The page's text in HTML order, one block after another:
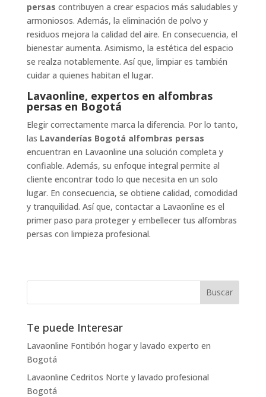
persas contribuyen a crear espacios más saludables y
armoniosos. Además, la eliminación de polvo y
residuos mejora la calidad del aire. En consecuencia, el
bienestar aumenta. Asimismo, la estética del espacio
se realza notablemente. Así que, limpiar es también
cuidar a quienes habitan el lugar.
Lavaonline, expertos en alfombras
persas en Bogotá
Elegir correctamente marca la diferencia. Por lo tanto,
las Lavanderías Bogotá alfombras persas
encuentran en Lavaonline una solución completa y
confiable. Además, su enfoque integral permite al
cliente encontrar todo lo que necesita en un solo
lugar. En consecuencia, se obtiene calidad, comodidad
y tranquilidad. Así que, contactar a Lavaonline es el
primer paso para proteger y embellecer tus alfombras
persas con limpieza profesional.
Te puede Interesar
Lavaonline Fontibón hogar y lavado experto en
Bogotá
Lavaonline Cedritos Norte y lavado profesional
Bogotá